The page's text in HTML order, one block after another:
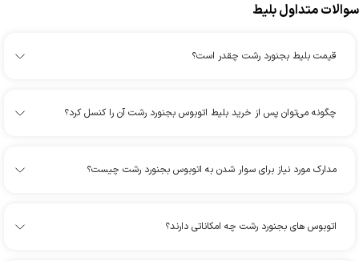
سوالات متداول بلیط
قیمت بلیط بجنورد رشت چقدر است؟
چگونه می‌توان پس از خرید بلیط اتوبوس بجنورد رشت آن را کنسل کرد؟
مدارک مورد نیاز برای سوار شدن به اتوبوس بجنورد رشت چیست؟
اتوبوس های بجنورد رشت چه امکاناتی دارند؟